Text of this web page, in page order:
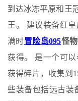
到达冰冻平原和王
王。 建议装备红
满时冒险岛095怪
获得。 是一个可
获得碎片，收集到
些装备包括远古装